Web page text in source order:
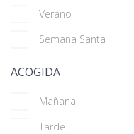
Verano
Semana Santa
ACOGIDA
Mañana
Tarde